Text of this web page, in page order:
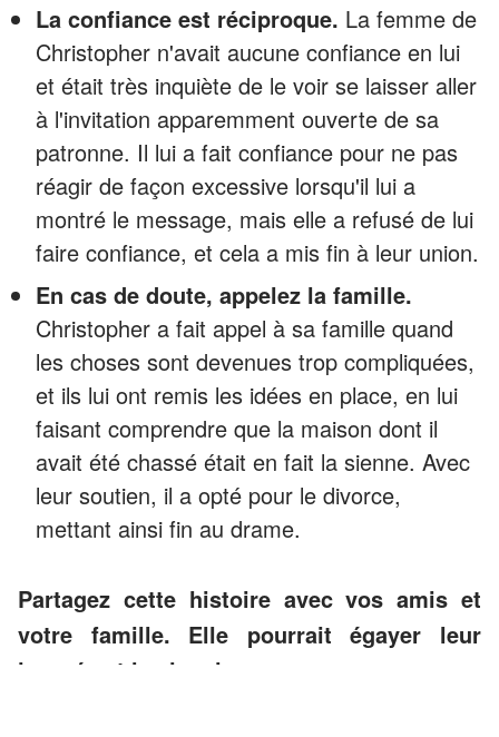
La confiance est réciproque. La femme de
Christopher n'avait aucune confiance en lui
et était très inquiète de le voir se laisser aller
à l'invitation apparemment ouverte de sa
patronne. Il lui a fait confiance pour ne pas
réagir de façon excessive lorsqu'il lui a
montré le message, mais elle a refusé de lui
faire confiance, et cela a mis fin à leur union.
En cas de doute, appelez la famille.
Christopher a fait appel à sa famille quand
les choses sont devenues trop compliquées,
et ils lui ont remis les idées en place, en lui
faisant comprendre que la maison dont il
avait été chassé était en fait la sienne. Avec
leur soutien, il a opté pour le divorce,
mettant ainsi fin au drame.
Partagez cette histoire avec vos amis et
votre famille. Elle pourrait égayer leur
journée et les inspirer.